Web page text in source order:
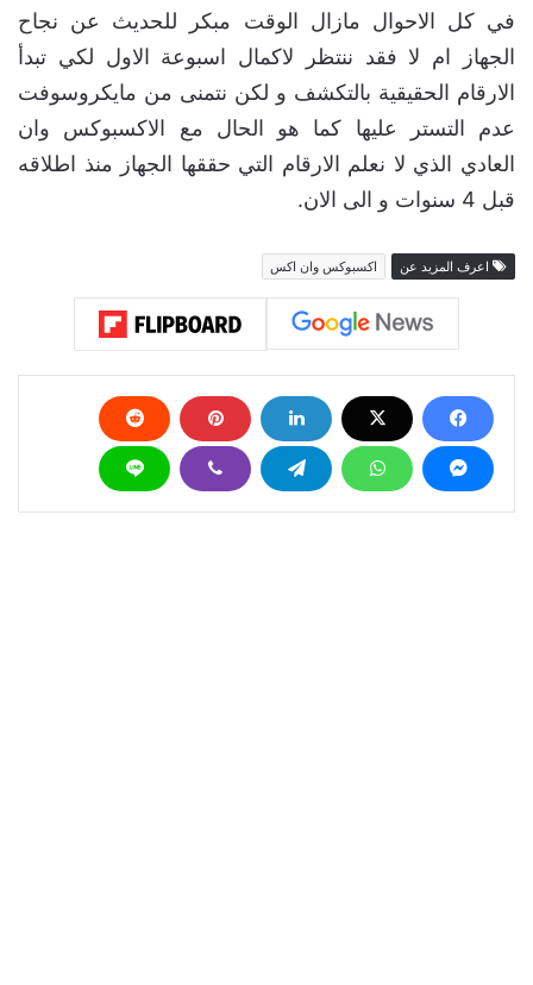
في كل الاحوال مازال الوقت مبكر للحديث عن نجاح
الجهاز ام لا فقد ننتظر لاكمال اسبوعة الاول لكي تبدأ
الارقام الحقيقية بالتكشف و لكن نتمنى من مايكروسوفت
عدم التستر عليها كما هو الحال مع الاكسبوكس وان
العادي الذي لا نعلم الارقام التي حققها الجهاز منذ اطلاقه
قبل 4 سنوات و الى الان.
اعرف المزيد عن اكسبوكس وان اكس